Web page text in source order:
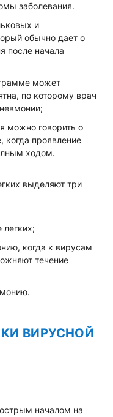
заболевания.
и
обычно дает о
после начала
может
по которому врач
можно говорить о
когда проявление
ходом.
выделяют три
легких;
когда к вирусам
течение
ВИРУСНОЙ
началом на